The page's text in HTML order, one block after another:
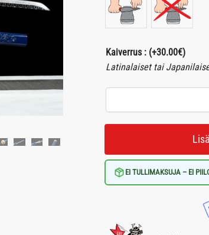
Kaiverrus : (+30.00€)
Latinalaiset tai
EI TULLIMAKSUJA – EI